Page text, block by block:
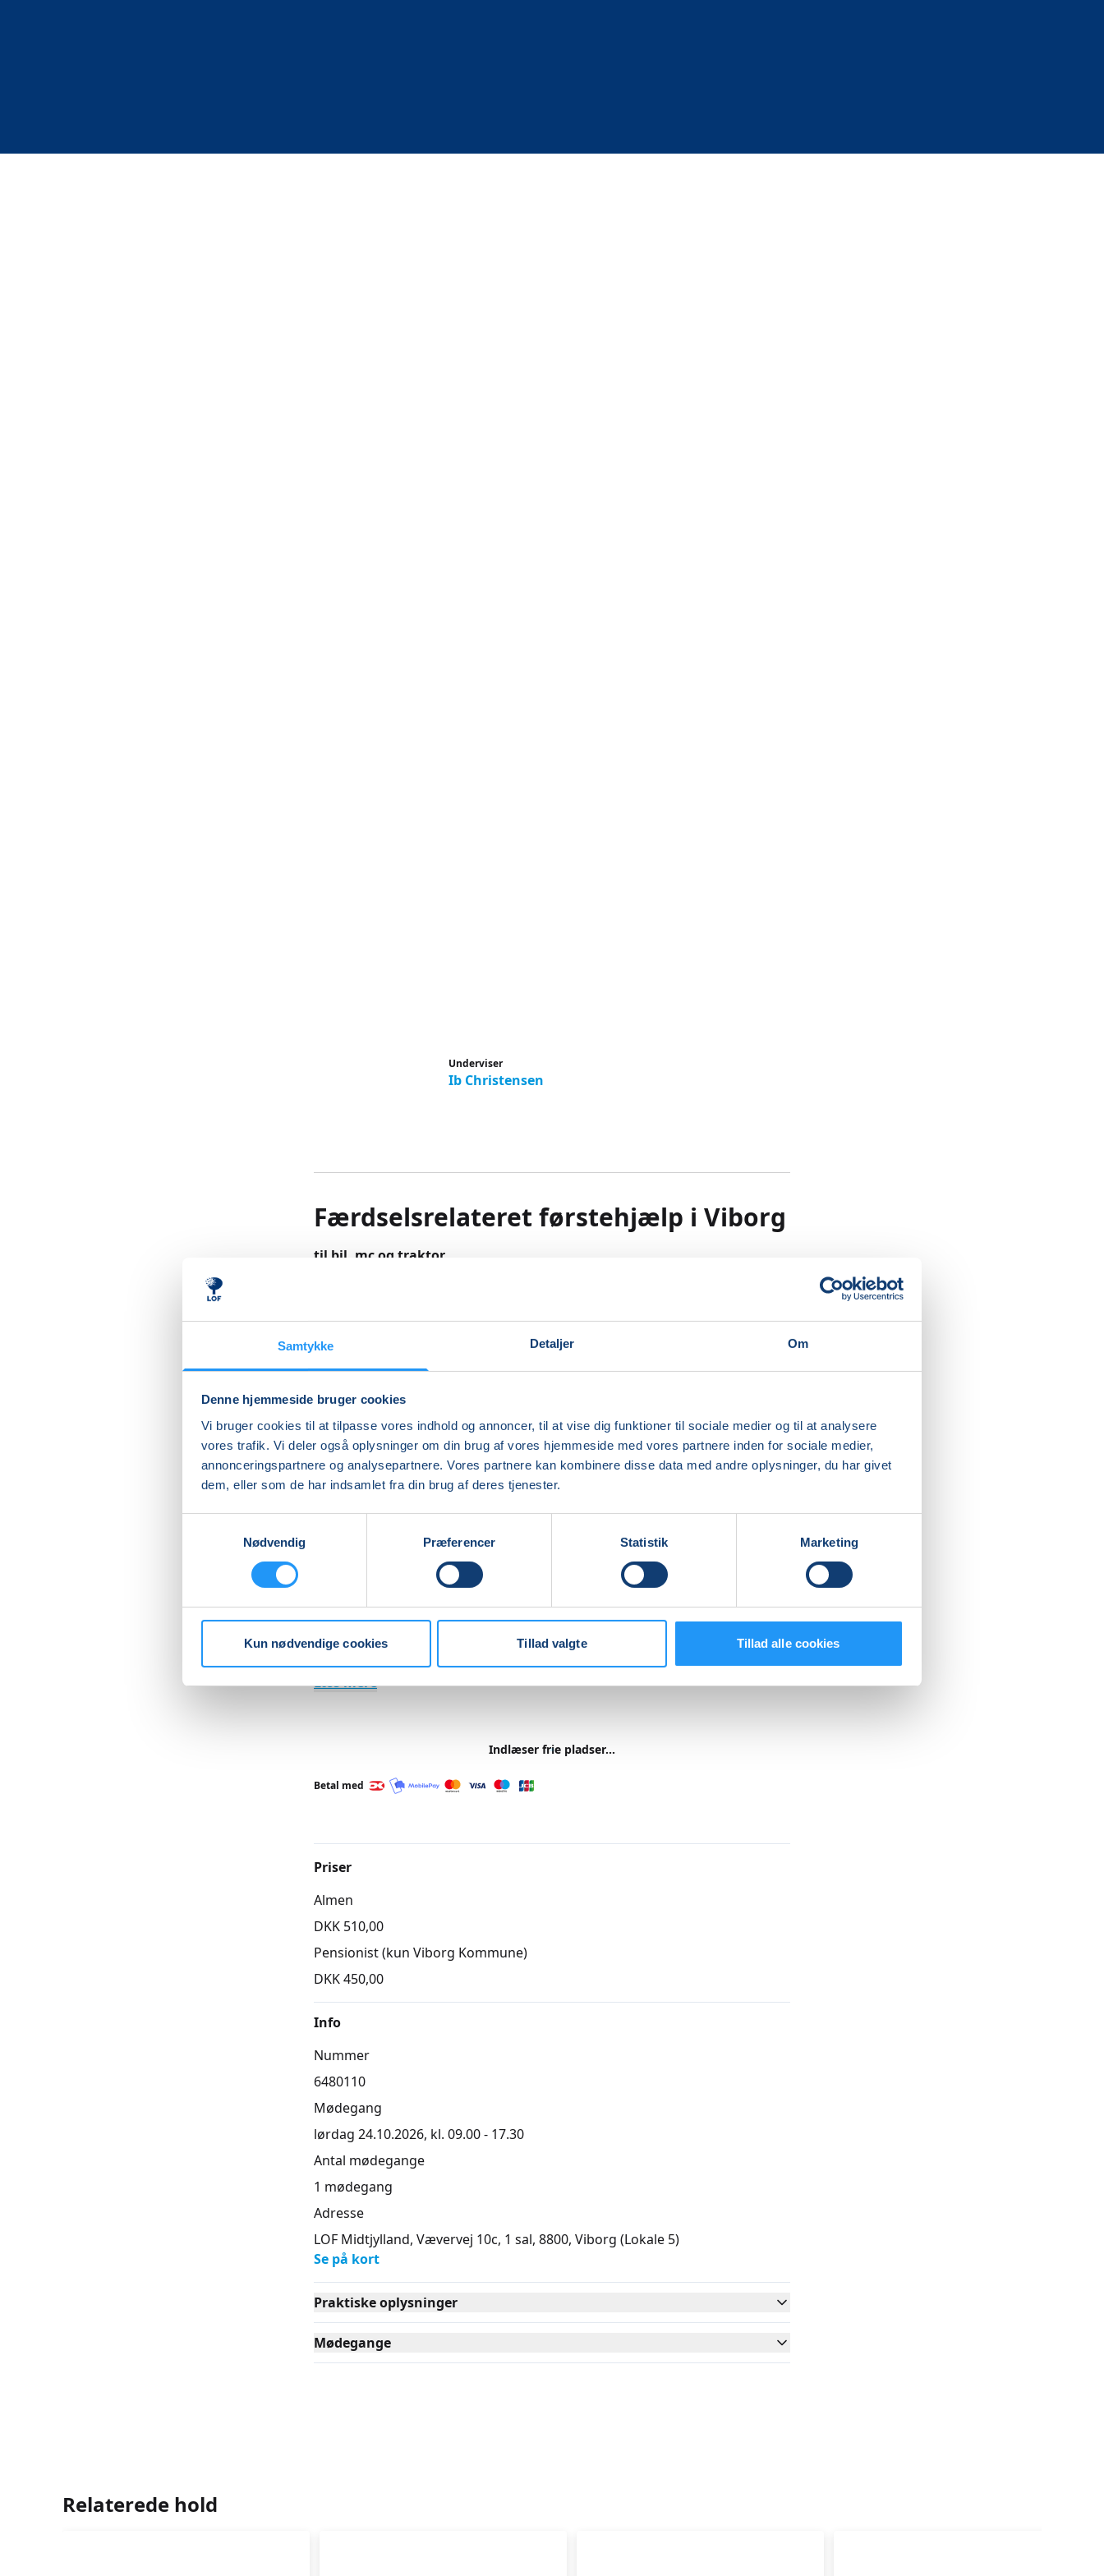
Samtykke Detaljer Om
Denne hjemmeside bruger cookies
Vi bruger cookies til at tilpasse vores indhold og annoncer, til at vise dig funktioner til sociale medier og til at analysere
vores trafik. Vi deler også oplysninger om din brug af vores hjemmeside med vores partnere inden for sociale medier,
annonceringspartnere og analysepartnere. Vores partnere kan kombinere disse data med andre oplysninger, du har givet
dem, eller som de har indsamlet fra din brug af deres tjenester.
Nødvendig
Præferencer Statistik Marketing
Kun nødvendige cookies Tillad valgte Tillad alle cookies
Underviser
Ib Christensen
Færdselsrelateret førstehjælp i Viborg
til bil, mc og traktor
førstehjælpskursus bestående af modulerne ”Førstehjælp til hjertestop” og
”Færdselsrelateret førstehjælp til bil, mc og traktor”.
bruge en hjertestarter, samt førstehjælpen til hovedskader, nakke og
rygskader, blødninger og brud.
Kurset er åbent for alle, som ønsker et førstehjælpskursus, og altså ikke kun
kørekortselever.
(Bemærk at kurset ikke gælder til knallertkørekort)
Husk en madpakke og drikkevarer - der er mulighed for opbevaring i
køleskab. Kaffe, the og chokolade kan købes.
Læs mere
Indlæser frie pladser...
Betal med
Priser
Almen
DKK 510,00
Pensionist (kun Viborg Kommune)
DKK 450,00
Info
Nummer
6480110
Mødegang
lørdag 24.10.2026, kl. 09.00 - 17.30
Antal mødegange
1 mødegang
Adresse
LOF Midtjylland, Vævervej 10c, 1 sal, 8800, Viborg (Lokale 5)
Se på kort
Praktiske oplysninger
Mødegange
Relaterede hold